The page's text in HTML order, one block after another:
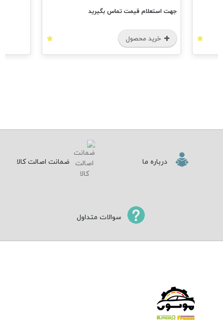
جهت استعلام قیمت تماس بگیرید
خرید محصول
درباره ما ضمانت اصالت کالا
سوالات متداول